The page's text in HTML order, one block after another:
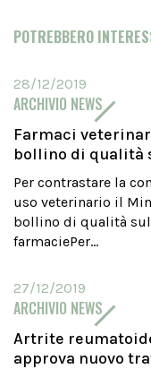
POTREBBERO
28/12/2019
ARCHIVIO NEWS
Farmaci
bollino di qualità
Per contrastare la
uso veterinario il
bollino di qualità
farmaciePer...
27/12/2019
ARCHIVIO NEWS
Artrite
approva nuovo